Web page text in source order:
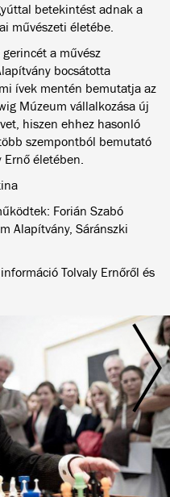
betekintést adnak a
művészeti életébe.
a művész
bocsátotta
ívek mentén bemutatja az
Múzeum vállalkozása új
hiszen ehhez hasonló
szempontból bemutató
Ernő életében.
Forián Szabó
Alapítvány, Sáránszki
Tolvaly Ernőről és